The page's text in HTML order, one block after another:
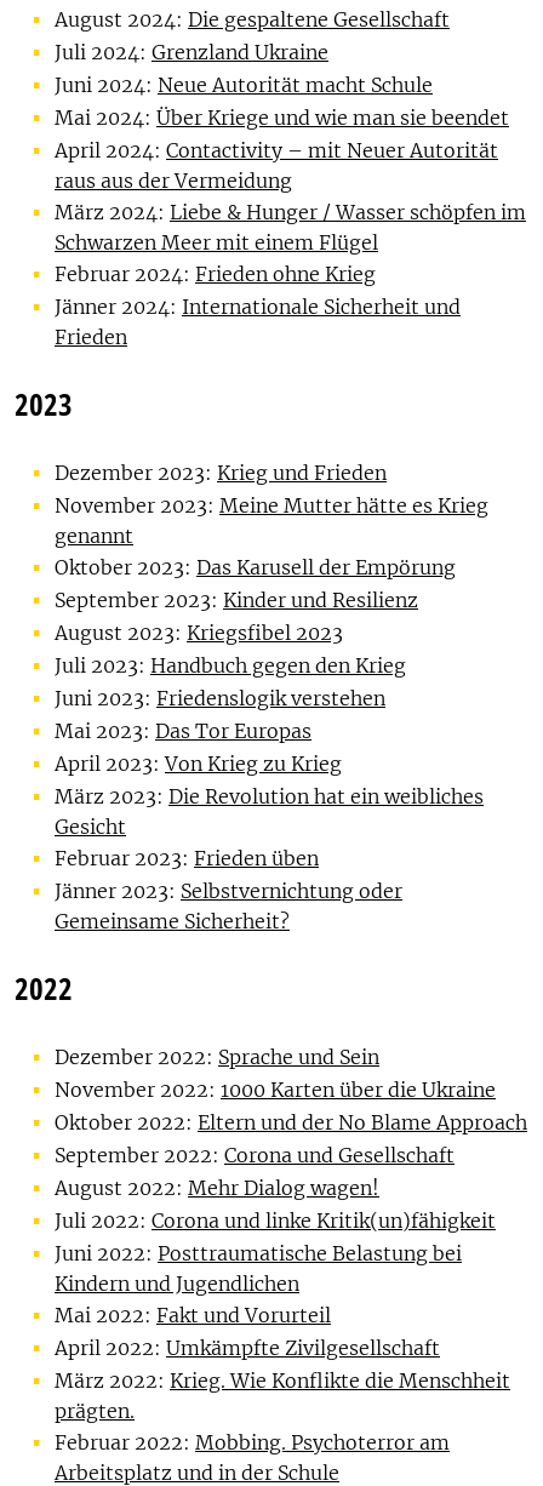
August 2024: Die gespaltene Gesellschaft
Juli 2024: Grenzland Ukraine
Juni 2024: Neue Autorität macht Schule
Mai 2024: Über Kriege und wie man sie beendet
April 2024: Contactivity – mit Neuer Autorität
raus aus der Vermeidung
März 2024: Liebe & Hunger / Wasser schöpfen im
Schwarzen Meer mit einem Flügel
Februar 2024: Frieden ohne Krieg
Jänner 2024: Internationale Sicherheit und
Frieden
2023
Dezember 2023: Krieg und Frieden
November 2023: Meine Mutter hätte es Krieg
genannt
Oktober 2023: Das Karusell der Empörung
September 2023: Kinder und Resilienz
August 2023: Kriegsfibel 2023
Juli 2023: Handbuch gegen den Krieg
Juni 2023: Friedenslogik verstehen
Mai 2023: Das Tor Europas
April 2023:Von Krieg zu Krieg
März 2023: Die Revolution hat ein weibliches
Gesicht
Februar 2023: Frieden üben
Jänner 2023: Selbstvernichtung oder
Gemeinsame Sicherheit?
2022
Dezember 2022: Sprache und Sein
November 2022: 1000 Karten über die Ukraine
Oktober 2022: Eltern und der No Blame Approach
September 2022: Corona und Gesellschaft
August 2022: Mehr Dialog wagen!
Juli 2022: Corona und linke Kritik(un)fähigkeit
Juni 2022: Posttraumatische Belastung bei
Kindern und Jugendlichen
Mai 2022: Fakt und Vorurteil
April 2022: Umkämpfte Zivilgesellschaft
März 2022: Krieg. Wie Konflikte die Menschheit
prägten.
Februar 2022: Mobbing. Psychoterror am
Arbeitsplatz und in der Schule